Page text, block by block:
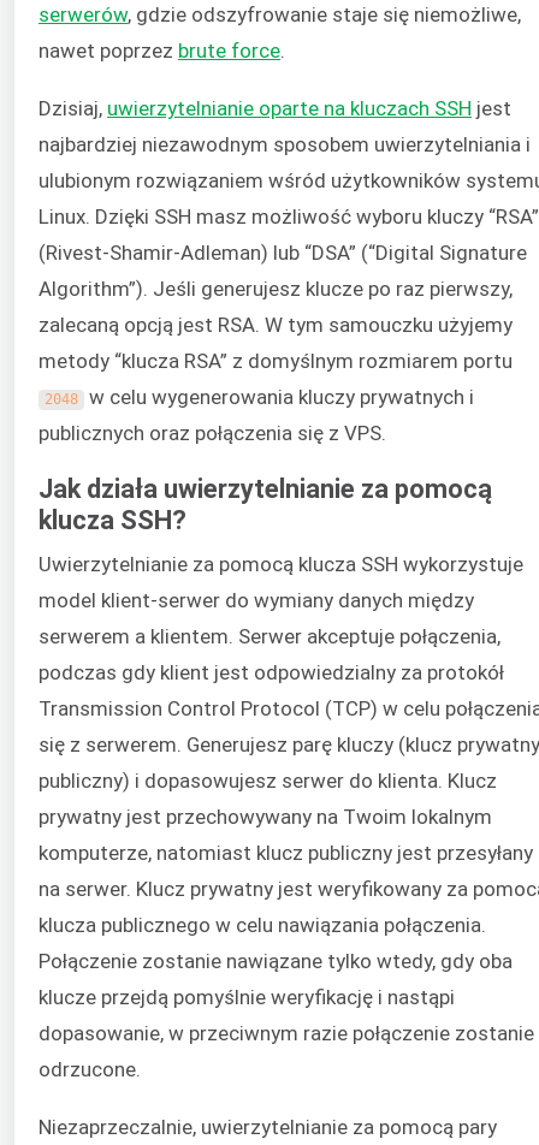
serwerów, gdzie odszyfrowanie staje się niemożliwe,
nawet poprzez brute force
Dzisiaj, uwierzytelnianie oparte na kluczach SSH jest
najbardziej niezawodnym sposobem uwierzytelniania i
ulubionym rozwiązaniem wśród użytkowników
Linux. Dzięki SSH masz możliwość wyboru kluczy “RSA”
(Rivest-Shamir-Adleman) lub “DSA” (“Digital Signature
Algorithm”). Jeśli generujesz klucze po raz pierwszy,
zalecaną opcją jest RSA. W tym samouczku użyjemy
metody “klucza RSA” z domyślnym rozmiarem portu
2048 w celu wygenerowania kluczy prywatnych i
publicznych oraz połączenia się z VPS.
Jak działa uwierzytelnianie za pomocą
klucza SSH?
Uwierzytelnianie za pomocą klucza SSH wykorzystuje
model klient-serwer do wymiany danych między
serwerem a klientem. Serwer akceptuje połączenia,
podczas gdy klient jest odpowiedzialny za protokół
Transmission Control Protocol (TCP) w celu
się z serwerem. Generujesz parę kluczy (klucz
publiczny) i dopasowujesz serwer do klienta. Klucz
prywatny jest przechowywany na Twoim lokalnym
komputerze, natomiast klucz publiczny jest przesyłany
na serwer. Klucz prywatny jest weryfikowany za
klucza publicznego w celu nawiązania połączenia.
Połączenie zostanie nawiązane tylko wtedy, gdy oba
klucze przejdą pomyślnie weryfikację i nastąpi
dopasowanie, w przeciwnym razie połączenie zostanie
odrzucone.
Niezaprzeczalnie, uwierzytelnianie za pomocą pary